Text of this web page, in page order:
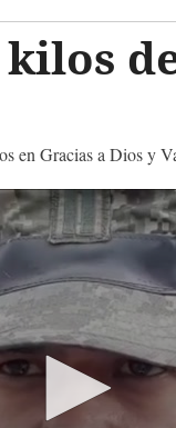
en Gracias a Dios y